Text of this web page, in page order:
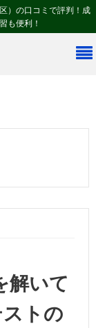
）の口コミで評判！成
も便利！
解いて
トの